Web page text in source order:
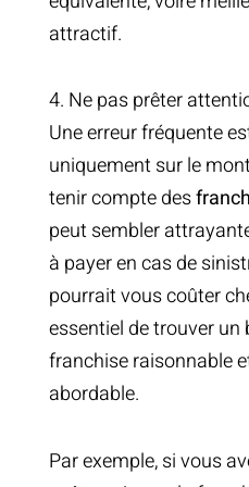
attractif.
4. Ne pas prêter
Une erreur fréquente
uniquement sur le
tenir compte des
peut sembler
à payer en cas de
pourrait vous coûter
essentiel de trouver un
franchise raisonnable
abordable.
Par exemple, si vous